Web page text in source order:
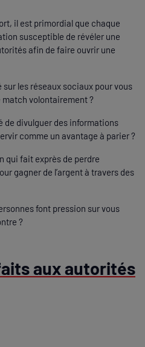
il est primordial que chaque
susceptible de révéler une
afin de faire ouvrir une
sur les réseaux sociaux pour vous
match volontairement ?
de divulguer des informations
comme un avantage à parier ?
qui fait exprès de perdre
gagner de l’argent à travers des
font pression sur vous
?
aux autorités